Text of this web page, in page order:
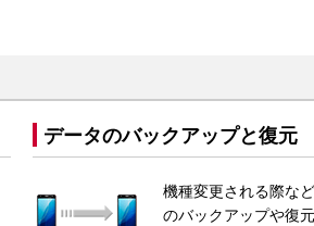
データのバックアップと復元
機種変更される際な
のバックアップや復